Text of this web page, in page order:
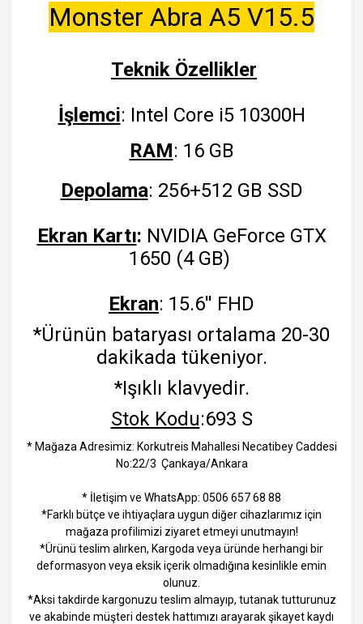
Monster Abra A5 V15.5
Teknik Özellikler
İşlemci: Intel Core i5 10300H
RAM: 16 GB
Depolama: 256+512 GB SSD
Ekran Kartı: NVIDIA GeForce GTX
1650 (4 GB)
Ekran: 15.6'' FHD
*Ürünün bataryası ortalama 20-30
dakikada tükeniyor.
*Işıklı klavyedir.
Stok Kodu:693 S
* Mağaza Adresimiz: Korkutreis Mahallesi Necatibey Caddesi
No:22/3 Çankaya/Ankara
* İletişim ve WhatsApp: 0506 657 68 88
*Farklı bütçe ve ihtiyaçlara uygun diğer cihazlarımız için
mağaza profilimizi ziyaret etmeyi unutmayın!
*Ürünü teslim alırken, Kargoda veya üründe herhangi bir
deformasyon veya eksik içerik olmadığına kesinlikle emin
olunuz.
*Aksi takdirde kargonuzu teslim almayıp, tutanak tutturunuz
ve akabinde müşteri destek hattımızı arayarak şikayet kaydı